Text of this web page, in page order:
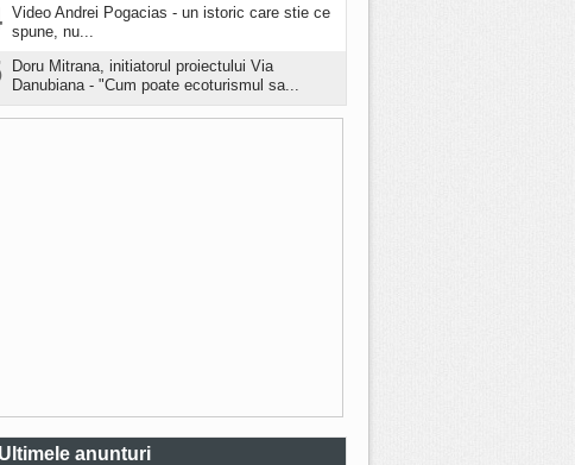
Video Andrei Pogacias - un istoric care stie ce
spune, nu...
Doru Mitrana, initiatorul proiectului Via
Danubiana - "Cum poate ecoturismul sa...
Ultimele anunturi